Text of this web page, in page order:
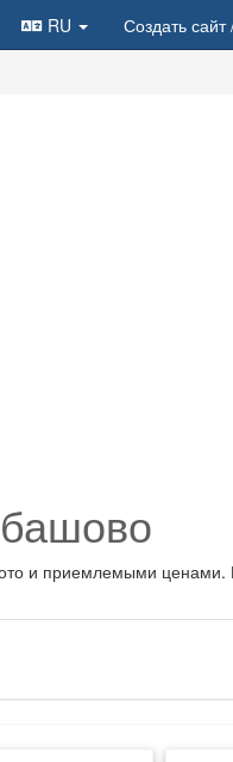
RU Создать сайт
и приемлемыми